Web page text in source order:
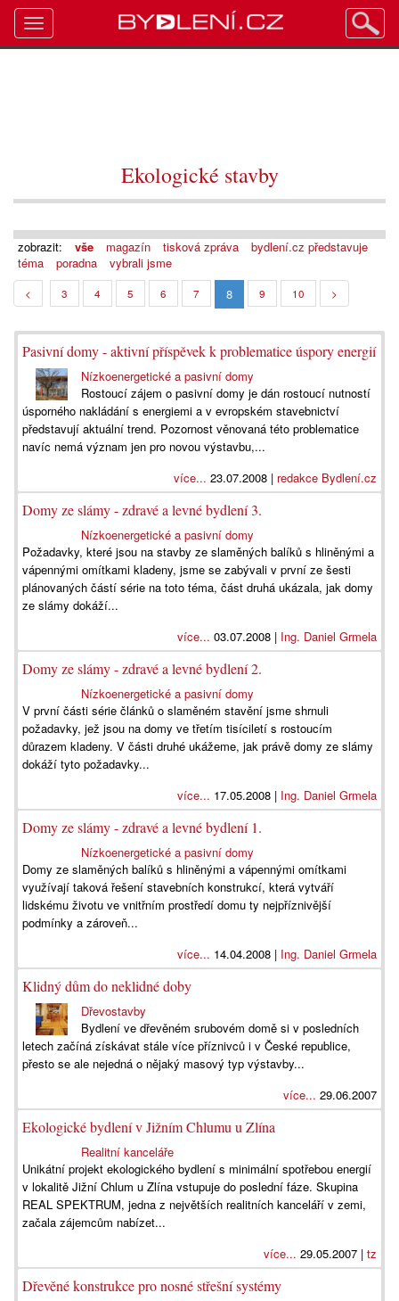
Ekologické stavby
zobrazit: vše magazín tisková zpráva
bydlení.cz představuje
téma
poradna vybrali jsme
< 3 4 5 6 7 8 9 10 >
Pasivní domy - aktivní příspěvek k problematice úspory energií
Nízkoenergetické a pasivní domy
Rostoucí zájem o pasivní domy je dán rostoucí nutností
úsporného nakládání s energiemi a v evropském stavebnictví
představují aktuální trend. Pozornost věnovaná této problematice
navíc nemá význam jen pro novou výstavbu,...
více... 23.07.2008 | redakce Bydlení.cz
Domy ze slámy - zdravé a levné bydlení 3.
Nízkoenergetické a pasivní domy
Požadavky, které jsou na stavby ze slaměných balíků s hliněnými a
vápennými omítkami kladeny, jsme se zabývali v první ze šesti
plánovaných částí série na toto téma, část druhá ukázala, jak domy
ze slámy dokáží...
více... 03.07.2008 | Ing. Daniel Grmela
Domy ze slámy - zdravé a levné bydlení 2.
Nízkoenergetické a pasivní domy
V první části série článků o slaměném stavění jsme shrnuli
požadavky, jež jsou na domy ve třetím tisíciletí s rostoucím
důrazem kladeny. V části druhé ukážeme, jak právě domy ze slámy
dokáží tyto požadavky...
více... 17.05.2008 | Ing. Daniel Grmela
Domy ze slámy - zdravé a levné bydlení 1.
Nízkoenergetické a pasivní domy
Domy ze slaměných balíků s hliněnými a vápennými omítkami
využívají taková řešení stavebních konstrukcí, která vytváří
lidskému životu ve vnitřním prostředí domu ty nejpříznivější
podmínky a zároveň...
více... 14.04.2008 | Ing. Daniel Grmela
Klidný dům do neklidné doby
Dřevostavby
Bydlení ve dřevěném srubovém domě si v posledních
letech začíná získávat stále více příznivců i v České republice,
přesto se ale nejedná o nějaký masový typ výstavby...
více... 29.06.2007
Ekologické bydlení v Jižním Chlumu u Zlína
Realitní kanceláře
Unikátní projekt ekologického bydlení s minimální spotřebou energií
v lokalitě Jižní Chlum u Zlína vstupuje do poslední fáze. Skupina
REAL SPEKTRUM, jedna z největších realitních kanceláří v zemi,
začala zájemcům nabízet...
více... 29.05.2007 | tz
Dřevěné konstrukce pro nosné střešní systémy
Toggle
navigation